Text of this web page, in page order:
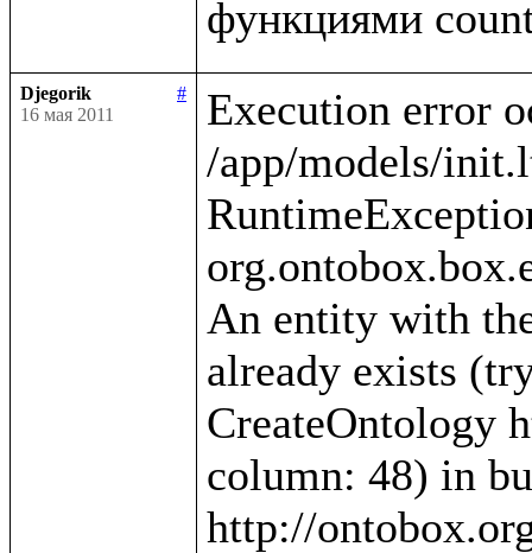
Djegorik
#
16 мая 2011
Execution error
/app/models/
An entity with
already exists
CreateOntology
column: 48) in
http://